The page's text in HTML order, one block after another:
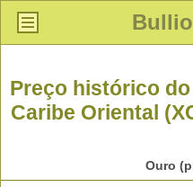
Preço histórico
Caribe Oriental
Ouro